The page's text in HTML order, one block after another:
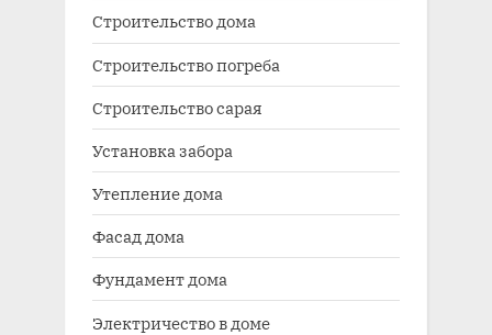
Строительство дома
Строительство погреба
Строительство сарая
Установка забора
Утепление дома
Фасад дома
Фундамент дома
Электричество в доме